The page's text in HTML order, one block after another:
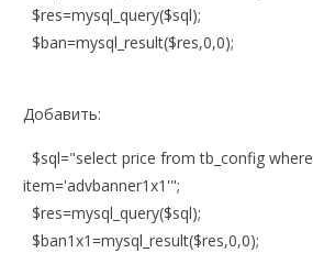
$res=mysql_query($sql);
$ban=mysql_result($res,0,0);
Добавить:
$sql="select price from tb_config where
item='advbanner1x1'";
$res=mysql_query($sql);
$ban1x1=mysql_result($res,0,0);